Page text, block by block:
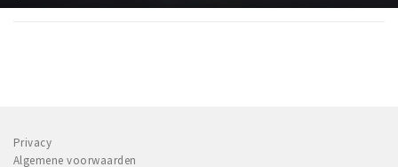
Privacy
Algemene voorwaarden